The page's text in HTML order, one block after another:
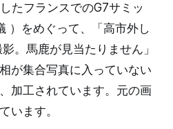
たフランスでのG7サミッ
）をめぐって、「高市外し
。馬鹿が見当たりません」
が集合写真に入っていない
加工されています。元の画
います。